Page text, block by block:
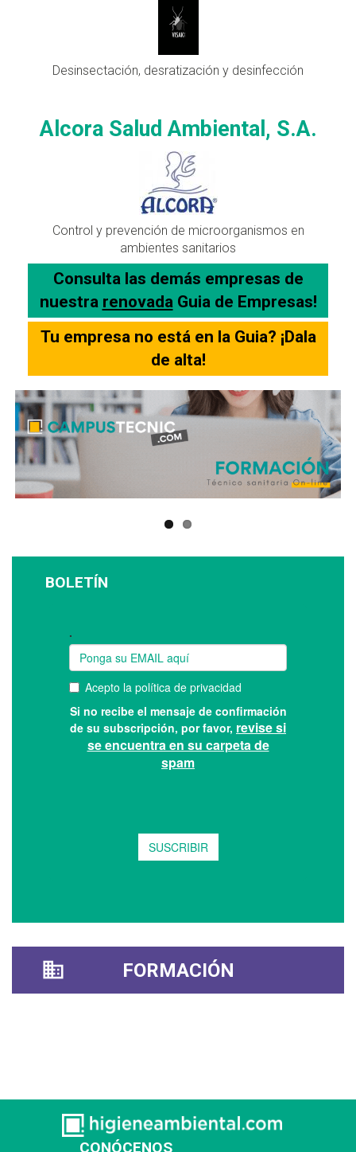
Desinsectación, desratización y desinfección
Alcora Salud Ambiental, S.A.
Control y prevención de microorganismos en
ambientes sanitarios
Consulta las demás empresas de
nuestra renovada Guia de Empresas!
Tu empresa no está en la Guia? ¡Dala
de alta!
BOLETÍN
FORMACIÓN
CONÓCENOS